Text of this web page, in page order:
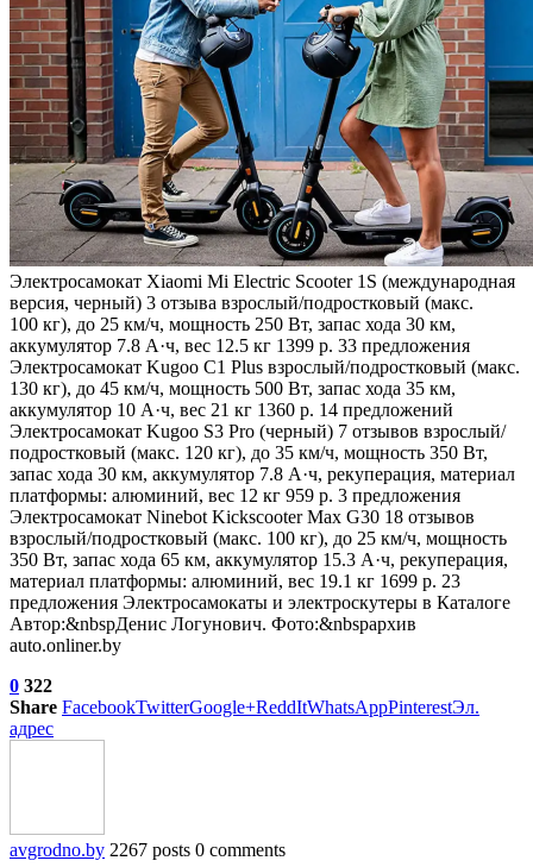
Электросамокат Xiaomi Mi Electric Scooter 1S (международная
версия, черный) 3 отзыва взрослый/подростковый (макс.
100 кг), до 25 км/ч, мощность 250 Вт, запас хода 30 км,
аккумулятор 7.8 А·ч, вес 12.5 кг 1399 р. 33 предложения
Электросамокат Kugoo C1 Plus взрослый/подростковый (макс.
130 кг), до 45 км/ч, мощность 500 Вт, запас хода 35 км,
аккумулятор 10 А·ч, вес 21 кг 1360 р. 14 предложений
Электросамокат Kugoo S3 Pro (черный) 7 отзывов взрослый/
подростковый (макс. 120 кг), до 35 км/ч, мощность 350 Вт,
запас хода 30 км, аккумулятор 7.8 А·ч, рекуперация, материал
платформы: алюминий, вес 12 кг 959 р. 3 предложения
Электросамокат Ninebot Kickscooter Max G30 18 отзывов
взрослый/подростковый (макс. 100 кг), до 25 км/ч, мощность
350 Вт, запас хода 65 км, аккумулятор 15.3 А·ч, рекуперация,
материал платформы: алюминий, вес 19.1 кг 1699 р. 23
предложения Электросамокаты и электроскутеры в Каталоге
Автор:&nbspДенис Логунович. Фото:&nbspархив
auto.onliner.by
0 322
Share FacebookTwitterGoogle+ReddItWhatsAppPinterestЭл.
адрес
avgrodno.by 2267 posts 0 comments